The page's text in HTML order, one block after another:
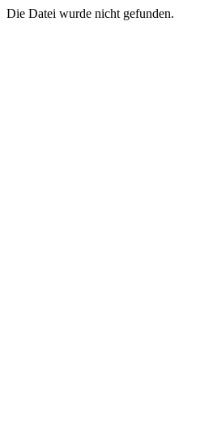
Die Datei wurde nicht gefunden.